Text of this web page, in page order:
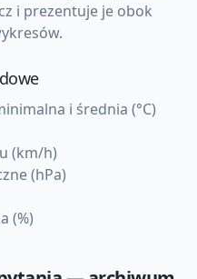
i prezentuje je obok
i średnia (°C)
(km/h)
(hPa)
(%)